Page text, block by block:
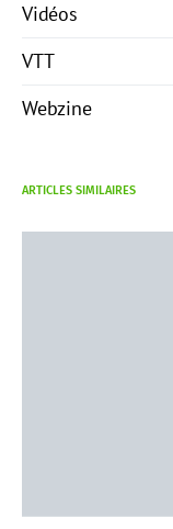
Vidéos
VTT
Webzine
ARTICLES SIMILAIRES